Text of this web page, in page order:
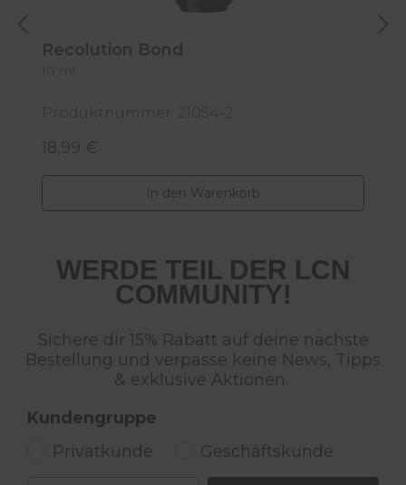
Recolution Bond
Produktnummer: 21054-2
Regulärer Preis:
18,99 €
In den Warenkorb
WERDE TEIL DER LCN
COMMUNITY!
Sichere dir 15% Rabatt auf deine nächste
Bestellung und verpasse keine News, Tipps
& exklusive Aktionen.
Kundengruppe
Privatkunde
Geschäftskunde